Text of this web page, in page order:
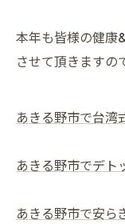
本年も皆様の健康
させて頂きますの
あきる野市で台湾
あきる野市でデト
あきる野市で安ら